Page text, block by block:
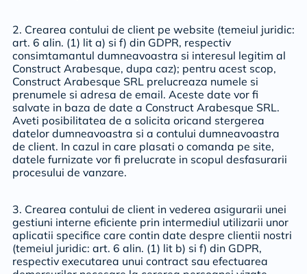
2. Crearea contului de client pe website (temeiul juridic:
art. 6 alin. (1) lit a) si f) din GDPR, respectiv
consimtamantul dumneavoastra si interesul legitim al
Construct Arabesque, dupa caz); pentru acest scop,
Construct Arabesque SRL prelucreaza numele si
prenumele si adresa de email. Aceste date vor fi
salvate in baza de date a Construct Arabesque SRL.
Aveti posibilitatea de a solicita oricand stergerea
datelor dumneavoastra si a contului dumneavoastra
de client. In cazul in care plasati o comanda pe site,
datele furnizate vor fi prelucrate in scopul desfasurarii
procesului de vanzare.
3. Crearea contului de client in vederea asigurarii unei
gestiuni interne eficiente prin intermediul utilizarii unor
aplicatii specifice care contin date despre clientii nostri
(temeiul juridic: art. 6 alin. (1) lit b) si f) din GDPR,
respectiv executarea unui contract sau efectuarea